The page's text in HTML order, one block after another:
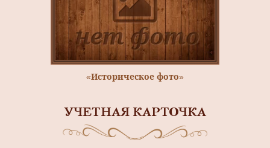
«Историческое фото»
УЧЕТНАЯ КАРТОЧКА